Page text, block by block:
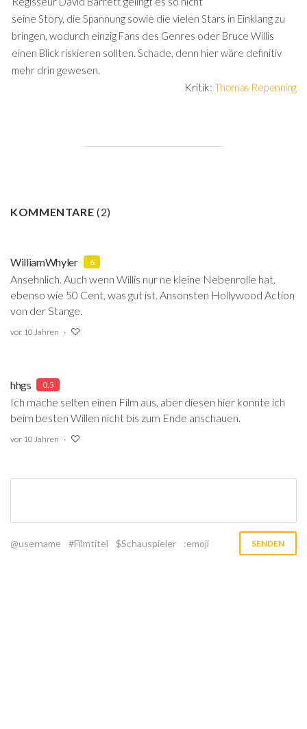
seine Story, die Spannung sowie die vielen Stars in Einklang zu
bringen, wodurch einzig Fans des Genres oder Bruce Willis
einen Blick riskieren sollten. Schade, denn hier wäre definitiv
mehr drin gewesen.
Kritik: Thomas Repenning
KOMMENTARE(2)
WilliamWhyler 6
Ansehnlich. Auch wenn Willis nur ne kleine Nebenrolle hat,
ebenso wie 50 Cent, was gut ist. Ansonsten Hollywood Action
von der Stange.
vor 10 Jahren
hhgs 0.5
Ich mache selten einen Film aus, aber diesen hier konnte ich
beim besten Willen nicht bis zum Ende anschauen.
vor 10 Jahren
@username #Filmtitel $Schauspieler :emoji